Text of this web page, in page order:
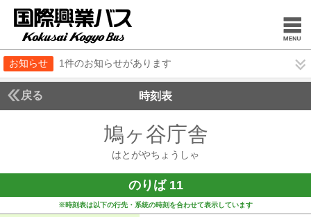
お知らせ 1件のお知らせがあります
戻る 時刻表
鳩ヶ谷庁舎
はとがやちょうしゃ
のりば 11
※時刻表は以下の行先・系統の時刻を合わせて表示しています